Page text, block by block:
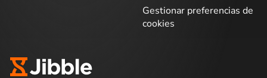
Gestionar preferencias de
cookies